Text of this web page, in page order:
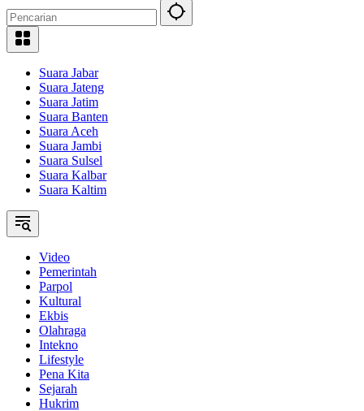
Suara Jabar
Suara Jateng
Suara Jatim
Suara Banten
Suara Aceh
Suara Jambi
Suara Sulsel
Suara Kalbar
Suara Kaltim
Video
Pemerintah
Parpol
Kultural
Ekbis
Olahraga
Intekno
Lifestyle
Pena Kita
Sejarah
Hukrim